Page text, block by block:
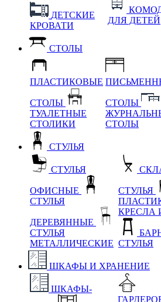
ДЕТСКИЕ
КРОВАТИ
ДЛЯ ДЕТЕЙ
СТОЛЫ
ПЛАСТИКОВЫЕ
СТОЛЫ
ТУАЛЕТНЫЕ
СТОЛИКИ
СТОЛЫ
СТОЛЫ
СТУЛЬЯ
СТУЛЬЯ
ОФИСНЫЕ
СТУЛЬЯ
ДЕРЕВЯННЫЕ
СТУЛЬЯ
МЕТАЛЛИЧЕСКИЕ
СТУЛЬЯ
КРЕСЛА
СТУЛЬЯ
ШКАФЫ И ХРАНЕНИЕ
ШКАФЫ-